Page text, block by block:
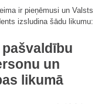
ir pieņēmusi un Valsts
izsludina šādu likumu:
un
likumā